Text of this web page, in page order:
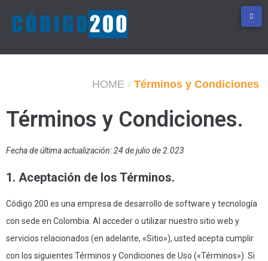
HOME / Términos y Condiciones
Términos y Condiciones.
Fecha de última actualización: 24 de julio de 2.023
1. Aceptación de los Términos.
Código 200 es una empresa de desarrollo de software y tecnología
con sede en Colombia. Al acceder o utilizar nuestro sitio web y
servicios relacionados (en adelante, «Sitio»), usted acepta cumplir
con los siguientes Términos y Condiciones de Uso («Términos»). Si